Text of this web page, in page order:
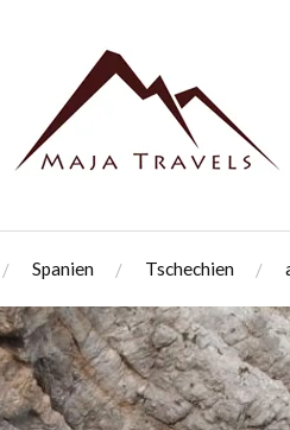
Spanien Tschechien